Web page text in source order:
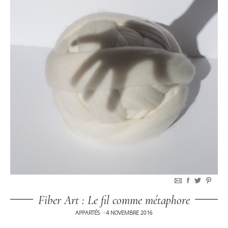
Fiber Art : Le fil comme métaphore
APPARTÉS •4 NOVEMBRE 2016